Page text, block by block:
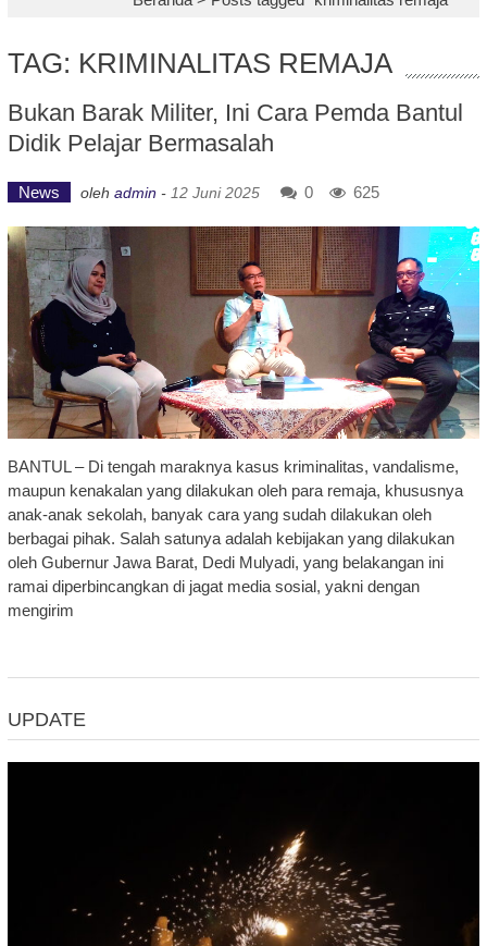
TAG: KRIMINALITAS REMAJA
Bukan Barak Militer, Ini Cara Pemda Bantul
Didik Pelajar Bermasalah
News oleh admin - 12 Juni 2025 0 625
BANTUL – Di tengah maraknya kasus kriminalitas, vandalisme,
maupun kenakalan yang dilakukan oleh para remaja, khususnya
anak-anak sekolah, banyak cara yang sudah dilakukan oleh
berbagai pihak. Salah satunya adalah kebijakan yang dilakukan
oleh Gubernur Jawa Barat, Dedi Mulyadi, yang belakangan ini
ramai diperbincangkan di jagat media sosial, yakni dengan
mengirim
UPDATE